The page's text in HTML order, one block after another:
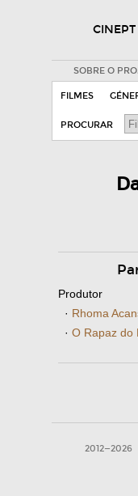
CINEPT
SOBRE O
FILMES
PROCURAR
Produtor
· Rhoma
· O Rapaz do
2012—2026